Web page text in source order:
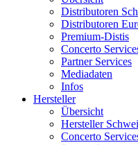
Distributoren
Distributoren
Premium-Distis
Concerto
Partner Services
Mediadaten
Infos
Hersteller
Übersicht
Hersteller
Concerto